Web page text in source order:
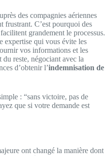
des compagnies aériennes
frustrant. C’est pourquoi des
grandement le processus.
expertise qui vous évite les
vos informations et les
reste, négociant avec la
d’obtenir l’indemnisation de
: “sans victoire, pas de
que si votre demande est
ont changé la manière dont